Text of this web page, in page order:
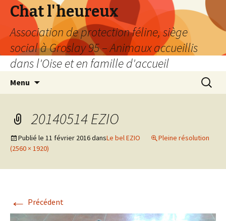
Chat l'heureux
Association de protection féline, siège
social à Groslay 95 – Animaux accueillis
dans l'Oise et en famille d'accueil
Menu
20140514 EZIO
Publié le 11 février 2016dansLe bel EZIO
Pleine résolution
(2560 × 1920)
← Précédent